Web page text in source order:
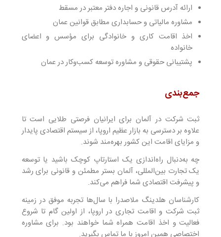
ارائه آدرس قانونی و اجاره دفتر معتبر در مسقط
مشاوره مالیاتی و حسابداری مطابق قوانین عمان
اخذ اقامت کاری و خانوادگی برای مؤسس و اعضای
خانواده
پشتیبانی حقوقی و مشاوره توسعه کسب‌وکار در عمان
جمع‌بندی
ثبت شرکت در آلمان برای ایرانیان فرصتی طلایی است تا
علاوه بر دسترسی به بازار عظیم اروپا، از سیستم اقتصادی پایدار
و مزایای اقامت این کشور بهره‌مند شوند.
چه به‌دنبال راه‌اندازی یک استارتاپ کوچک باشید یا توسعه
یک تجارت بین‌المللی، آلمان بستر مطمئن و قانونی برای رشد
و پیشرفت اقتصادی شما فراهم می‌کند.
کارشناسان هلدینگ ملاصدرا با سال‌ها تجربه موفق در زمینه
ثبت شرکت و اقامت تجاری در اروپا، از اولین گام تا شروع
فعالیت و اخذ اقامت همراه شما خواهند بود. برای مشاوره
اختصاصی همین امروز با ما تماس بگیرید.